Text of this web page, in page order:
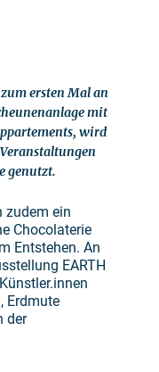
ersten Mal an
mit
wird
genutzt.
zudem ein
Chocolaterie
Entstehen. An
EARTH
Erdmute
der